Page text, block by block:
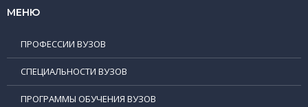
МЕНЮ
ПРОФЕССИИ ВУЗОВ
СПЕЦИАЛЬНОСТИ ВУЗОВ
ПРОГРАММЫ ОБУЧЕНИЯ ВУЗОВ